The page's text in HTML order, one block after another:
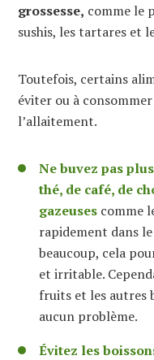
grossesse, comme le
sushis, les tartares et
Toutefois, certains
éviter ou à
l’allaitement.
Ne buvez pas
thé, de café, de
gazeuses comme
rapidement dans
beaucoup, cela
et irritable.
fruits et les autres
aucun problème.
Évitez les